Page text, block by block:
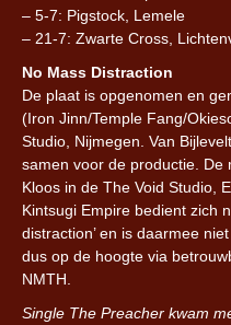
– 5-7: Pigstock, Lemele
– 21-7: Zwarte Cross,
No Mass Distraction
De plaat is opgenomen en
(Iron Jinn/Temple Fang/
Studio, Nijmegen. Van
samen voor de productie. De
Kloos in de The Void Studio,
Kintsugi Empire bedient zich
distraction’ en is daarmee
dus op de hoogte via
NMTH.
Single The Preacher kwam